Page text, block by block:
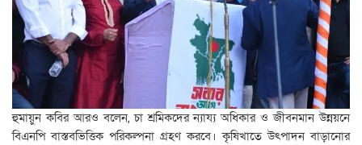
হুমায়ুন কবির আরও বলেন, চা শ্রমিকদের ন্যায্য অধিকার ও জীবনমান উন্নয়নে
বিএনপি বাস্তবভিত্তিক পরিকল্পনা গ্রহণ করবে। কৃষিখাতে উৎপাদন বাড়ানোর